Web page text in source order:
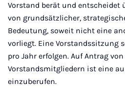
Vorstand berät und entscheidet
von grundsätzlicher,
Bedeutung, soweit nicht eine
vorliegt. Eine Vorstandssitzung
pro Jahr erfolgen. Auf Antrag von
Vorstandsmitgliedern ist eine
einzuberufen.